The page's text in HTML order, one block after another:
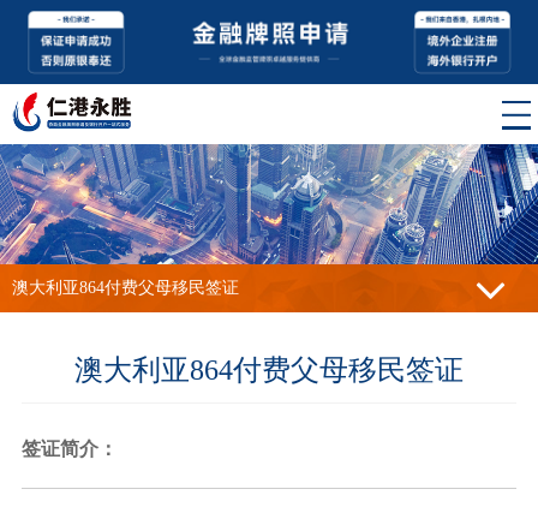
澳大利亚864付费父母移民签证
澳大利亚864付费父母移民签证
签证简介：